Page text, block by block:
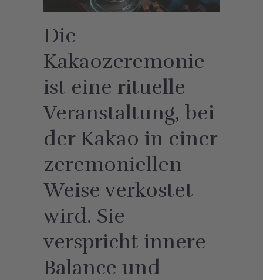
Die
Kakaozeremonie
ist eine rituelle
Veranstaltung, bei
der Kakao in einer
zeremoniellen
Weise verkostet
wird. Sie
verspricht innere
Balance und